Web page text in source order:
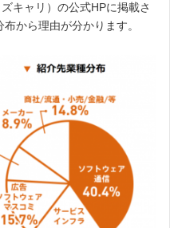
キャリ）の公式HPに掲載さ
から理由が分かります。